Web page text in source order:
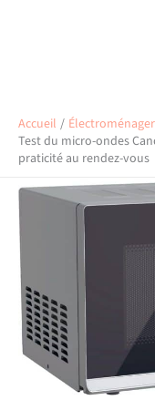
Accueil
Électroménager
Test du micro-ondes
praticité au rendez-vous